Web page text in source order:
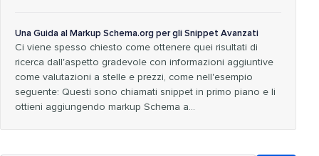
Una Guida al Markup Schema.org per gli Snippet Avanzati
Ci viene spesso chiesto come ottenere quei risultati di
ricerca dall'aspetto gradevole con informazioni aggiuntive
come valutazioni a stelle e prezzi, come nell'esempio
seguente: Questi sono chiamati snippet in primo piano e li
ottieni aggiungendo markup Schema a…